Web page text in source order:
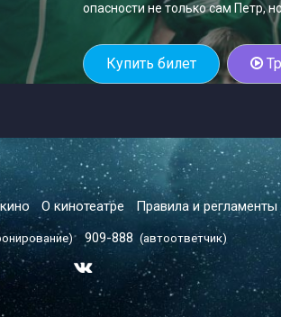
опасности не только сам Петр,
Купить билет
О кинотеатре Правила и регламенты
909-888 (автоответчик)